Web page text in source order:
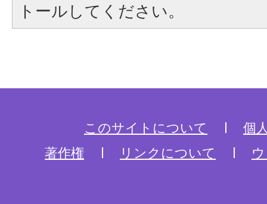
トールしてください。
このサイトについて
個
著作権
リンクについて